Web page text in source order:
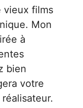
vieux films
Mon
à
bien
votre